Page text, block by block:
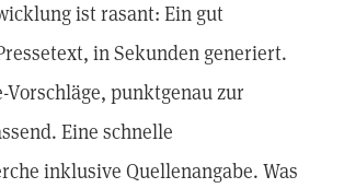
ist rasant: Ein gut
in Sekunden generiert.
Vorschläge, punktgenau zur
Eine schnelle
inklusive Quellenangabe. Was